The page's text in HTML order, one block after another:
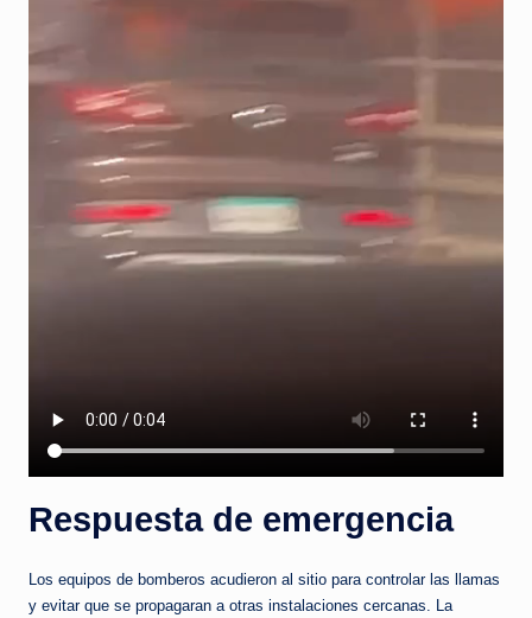
Respuesta de emergencia
Los equipos de bomberos acudieron al sitio para controlar las llamas
y evitar que se propagaran a otras instalaciones cercanas. La